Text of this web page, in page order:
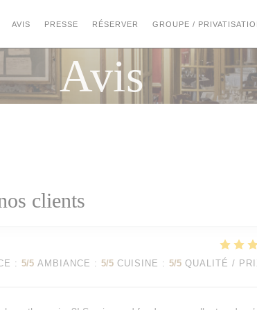
AVIS PRESSE RÉSERVER GROUPE /
Avis
clients
: 5/5 AMBIANCE : 5/5 CUISINE : 5/5 QUALITÉ /